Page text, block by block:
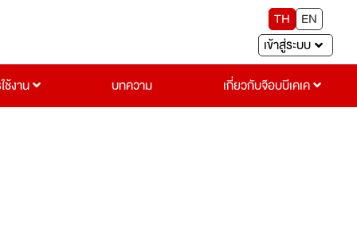
TH
EN
เข้าสู่ระบบ
ช้งาน
บทความ เกี่ยวกับจ๊อบบีเคเค